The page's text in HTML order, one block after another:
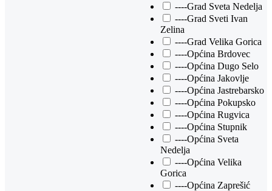
----Grad Sveta Nedelja
----Grad Sveti Ivan
Zelina
----Grad Velika Gorica
----Općina Brdovec
----Općina Dugo Selo
----Općina Jakovlje
----Općina Jastrebarsko
----Općina Pokupsko
----Općina Rugvica
----Općina Stupnik
----Općina Sveta
Nedelja
----Općina Velika
Gorica
----Općina Zaprešić